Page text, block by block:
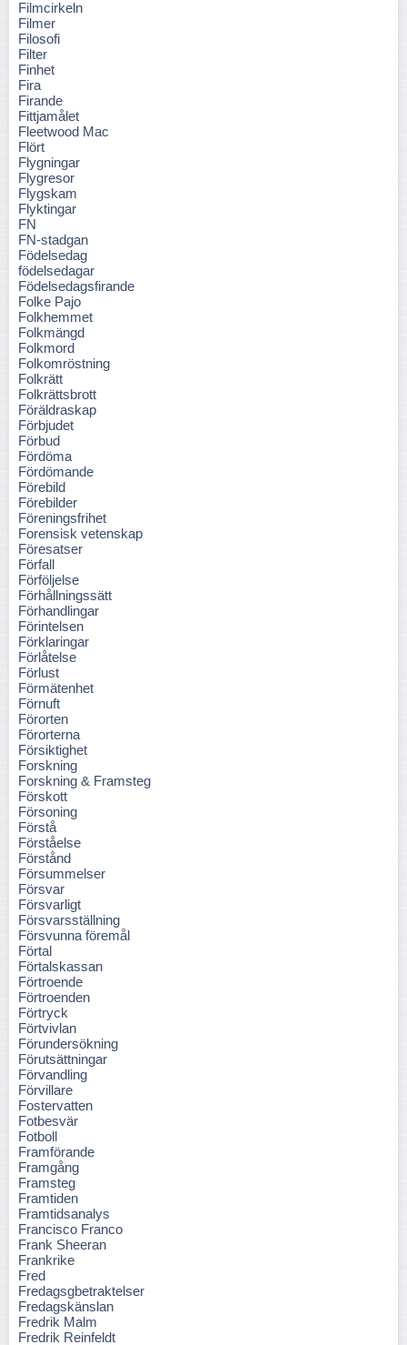
Filmcirkeln
Filmer
Filosofi
Filter
Finhet
Fira
Firande
Fittjamålet
Fleetwood Mac
Flört
Flygningar
Flygresor
Flygskam
Flyktingar
FN
FN-stadgan
Födelsedag
födelsedagar
Födelsedagsfirande
Folke Pajo
Folkhemmet
Folkmängd
Folkmord
Folkomröstning
Folkrätt
Folkrättsbrott
Föräldraskap
Förbjudet
Förbud
Fördöma
Fördömande
Förebild
Förebilder
Föreningsfrihet
Forensisk vetenskap
Föresatser
Förfall
Förföljelse
Förhållningssätt
Förhandlingar
Förintelsen
Förklaringar
Förlåtelse
Förlust
Förmätenhet
Förnuft
Förorten
Förorterna
Försiktighet
Forskning
Forskning & Framsteg
Förskott
Försoning
Förstå
Förståelse
Förstånd
Försummelser
Försvar
Försvarligt
Försvarsställning
Försvunna föremål
Förtal
Förtalskassan
Förtroende
Förtroenden
Förtryck
Förtvivlan
Förundersökning
Förutsättningar
Förvandling
Förvillare
Fostervatten
Fotbesvär
Fotboll
Framförande
Framgång
Framsteg
Framtiden
Framtidsanalys
Francisco Franco
Frank Sheeran
Frankrike
Fred
Fredagsgbetraktelser
Fredagskänslan
Fredrik Malm
Fredrik Reinfeldt